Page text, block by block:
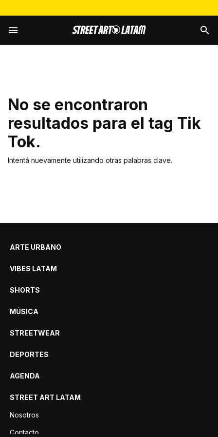
No se encontraron
resultados para el tag Tik
Tok.
Intentá nuevamente utilizando otras palabras clave.
ARTE URBANO
VIBES LATAM
SHORTS
MÚSICA
STREETWEAR
DEPORTES
AGENDA
STREET ART LATAM
Nosotros
Contacto